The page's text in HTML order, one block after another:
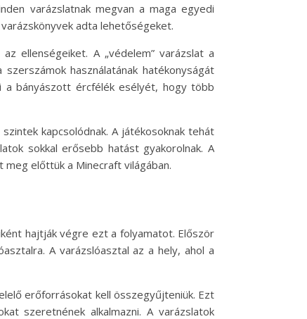
varázslatnak megvan a maga egyedi
adta lehetőségeket.
ellenségeiket. A „védelem” varázslat a
használatának hatékonyságát
a bányászott ércfélék esélyét, hogy több
kapcsolódnak. A játékosoknak tehát
sokkal erősebb hatást gyakorolnak. A
előttük a Minecraft világában.
hajtják végre ezt a folyamatot. Először
A varázslóasztal az a hely, ahol a
erőforrásokat kell összegyűjteniük. Ezt
szeretnének alkalmazni. A varázslatok